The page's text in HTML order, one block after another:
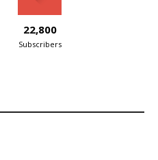
22,800
Subscribers